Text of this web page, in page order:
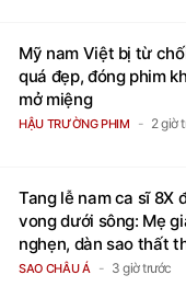
Mỹ nam Việt bị từ
quá đẹp, đóng phim
mở miệng
HẬU TRƯỜNG PHIM 2 giờ
Tang lễ nam ca sĩ 8X
vong dưới sông: Mẹ
nghẹn, dàn sao thất
SAO CHÂU Á 3 giờ trước